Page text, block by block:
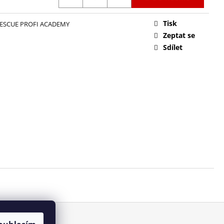
PROFI ACADEMY
Tisk
Zeptat se
Sdílet
RUKAVICE CESTUS